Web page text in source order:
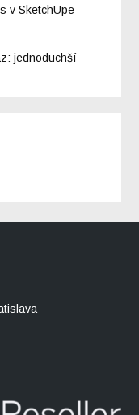
v SketchUpe –
jednoduchší